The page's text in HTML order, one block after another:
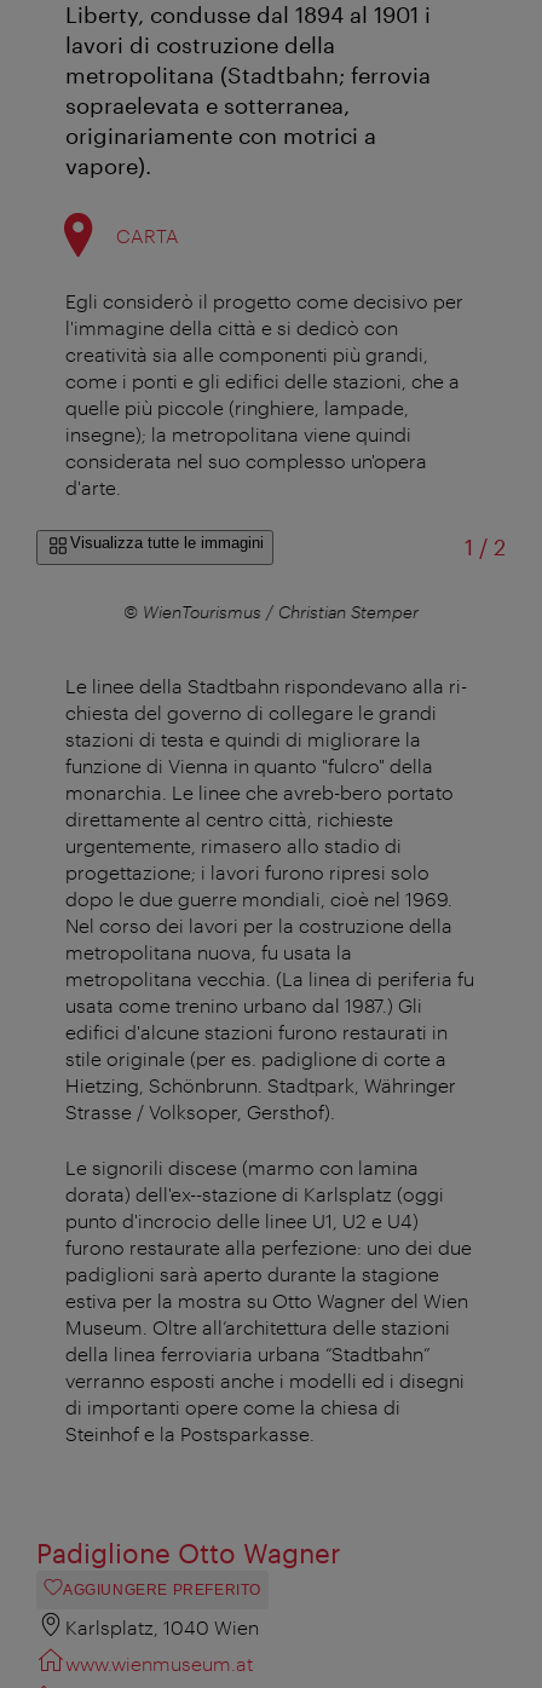
Liberty, condusse dal 1894 al 1901 i
lavori di costruzione della
metropolitana (Stadtbahn; ferrovia
sopraelevata e sotterranea,
originariamente con motrici a
vapore).
CARTA
Egli considerò il progetto come decisivo per
l'immagine della città e si dedicò con
creatività sia alle componenti più grandi,
come i ponti e gli edifici delle stazioni, che a
quelle più piccole (ringhiere, lampade,
insegne); la metropolitana viene quindi
considerata nel suo complesso un'opera
d'arte.
Visualizza tutte le immagini 1 /di
2
© WienTourismus / Christian Stemper
Le linee della Stadtbahn rispondevano alla ri-
chiesta del governo di collegare le grandi
stazioni di testa e quindi di migliorare la
funzione di Vienna in quanto "fulcro" della
monarchia. Le linee che avreb-bero portato
direttamente al centro città, richieste
urgentemente, rimasero allo stadio di
progettazione; i lavori furono ripresi solo
dopo le due guerre mondiali, cioè nel 1969.
Nel corso dei lavori per la costruzione della
metropolitana nuova, fu usata la
metropolitana vecchia. (La linea di periferia fu
usata come trenino urbano dal 1987.) Gli
edifici d'alcune stazioni furono restaurati in
stile originale (per es. padiglione di corte a
Hietzing, Schönbrunn. Stadtpark, Währinger
Strasse / Volksoper, Gersthof).
Le signorili discese (marmo con lamina
dorata) dell'ex--stazione di Karlsplatz (oggi
punto d'incrocio delle linee U1, U2 e U4)
furono restaurate alla perfezione: uno dei due
padiglioni sarà aperto durante la stagione
estiva per la mostra su Otto Wagner del Wien
Museum. Oltre all’architettura delle stazioni
della linea ferroviaria urbana “Stadtbahn”
verranno esposti anche i modelli ed i disegni
di importanti opere come la chiesa di
Steinhof e la Postsparkasse.
Padiglione Otto Wagner
AGGIUNGERE PREFERITO
Karlsplatz, 1040 Wien
www.wienmuseum.at